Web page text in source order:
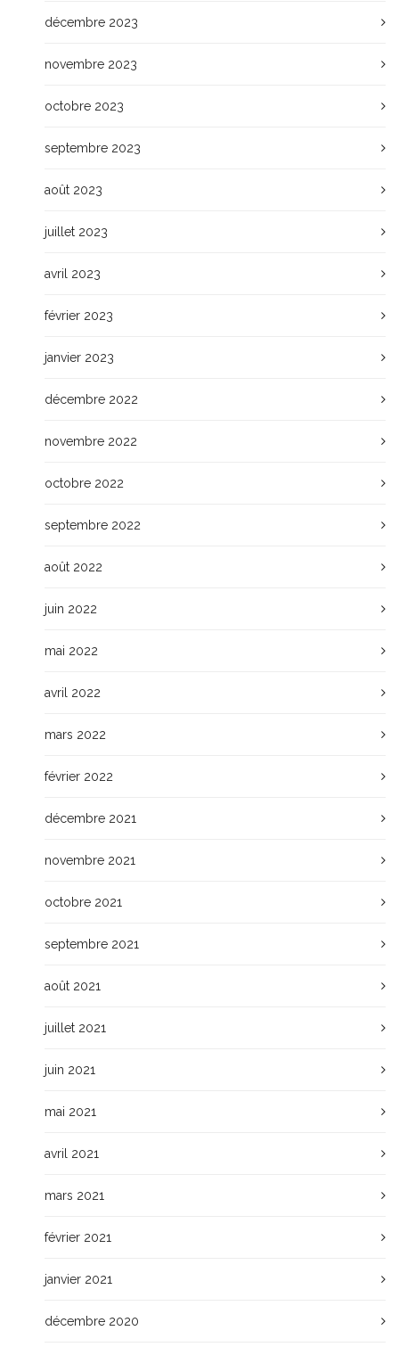
décembre 2023
novembre 2023
octobre 2023
septembre 2023
août 2023
juillet 2023
avril 2023
février 2023
janvier 2023
décembre 2022
novembre 2022
octobre 2022
septembre 2022
août 2022
juin 2022
mai 2022
avril 2022
mars 2022
février 2022
décembre 2021
novembre 2021
octobre 2021
septembre 2021
août 2021
juillet 2021
juin 2021
mai 2021
avril 2021
mars 2021
février 2021
janvier 2021
décembre 2020